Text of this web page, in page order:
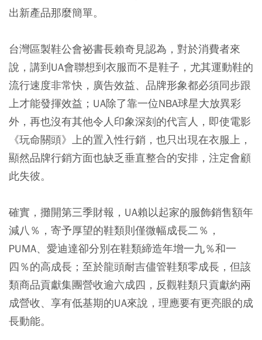
出新產品那麼簡單。
台灣區製鞋公會祕書長賴奇見認為，對於消費者來
說，講到UA會聯想到衣服而不是鞋子，尤其運動鞋的
流行速度非常快，廣告效益、品牌形象都必須同步跟
上才能發揮效益；UA除了靠一位NBA球星大放異彩
外，再也沒有其他令人印象深刻的代言人，即使電影
《玩命關頭》上的置入性行銷，也只出現在衣服上，
顯然品牌行銷方面也缺乏垂直整合的安排，注定會顧
此失彼。
確實，攤開第三季財報，UA賴以起家的服飾銷售額年
減八％，寄予厚望的鞋類則僅微幅成長二％，
PUMA、愛迪達卻分別在鞋類締造年增一九％和一
四％的高成長；至於龍頭耐吉儘管鞋類零成長，但該
類商品貢獻集團營收逾六成四，反觀鞋類只貢獻約兩
成營收、享有低基期的UA來說，理應要有更亮眼的成
長動能。